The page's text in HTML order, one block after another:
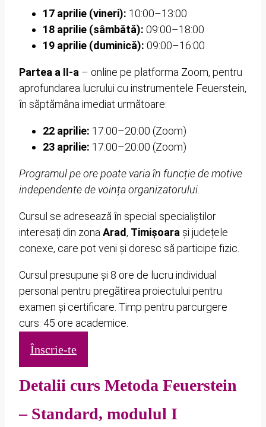
17 aprilie (vineri): 10:00–13:00
18 aprilie (sâmbătă): 09:00–18:00
19 aprilie (duminică): 09:00–16:00
Partea a II-a – online pe platforma Zoom, pentru
aprofundarea lucrului cu instrumentele Feuerstein,
în săptămâna imediat următoare:
22 aprilie: 17:00–20:00 (Zoom)
23 aprilie: 17:00–20:00 (Zoom)
Programul pe ore poate varia în funcție de motive
independente de voința organizatorului.
Cursul se adresează în special specialiștilor
interesați din zona Arad, Timișoara și județele
conexe, care pot veni și doresc să participe fizic.
Cursul presupune și 8 ore de lucru individual
personal pentru pregătirea proiectului pentru
examen și certificare. Timp pentru parcurgere
curs: 45 ore academice.
Înscrie-te
Detalii curs Metoda Feuerstein
– Standard, modulul I